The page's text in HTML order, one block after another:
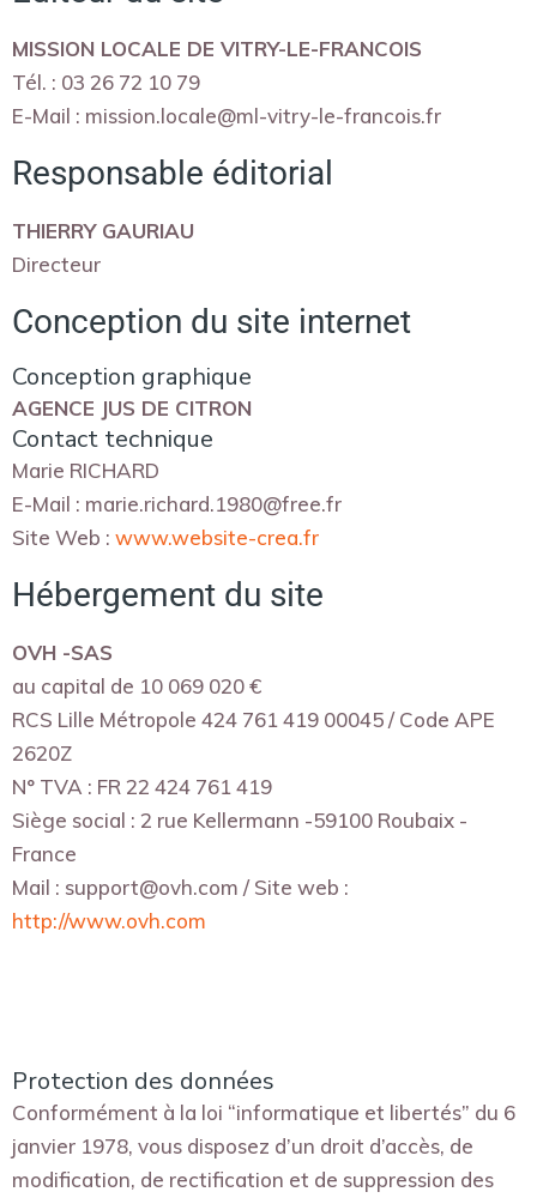
MISSION LOCALE DE VITRY-LE-FRANCOIS
Tél. : 03 26 72 10 79
E-Mail : mission.locale@ml-vitry-le-francois.fr
Responsable éditorial
THIERRY GAURIAU
Directeur
Conception du site internet
Conception graphique
AGENCE JUS DE CITRON
Contact technique
Marie RICHARD
E-Mail : marie.richard.1980@free.fr
Site Web : www.website-crea.fr
Hébergement du site
OVH -SAS
au capital de 10 069 020 €
RCS Lille Métropole 424 761 419 00045 / Code APE
2620Z
N° TVA : FR 22 424 761 419
Siège social : 2 rue Kellermann -59100 Roubaix -
France
Mail : support@ovh.com / Site web :
http://www.ovh.com
Protection des données
Conformément à la loi “informatique et libertés” du 6
janvier 1978, vous disposez d’un droit d’accès, de
modification, de rectification et de suppression des